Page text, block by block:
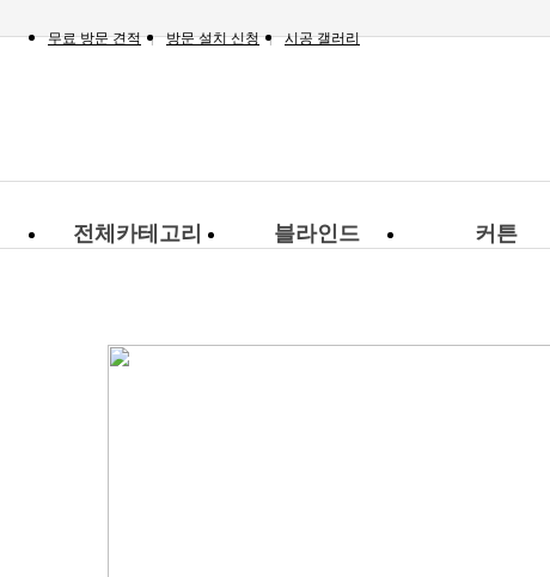
무료 방문 견적 방문 설치 신청 시공 갤러리
전체카테고리 블라인드 커튼